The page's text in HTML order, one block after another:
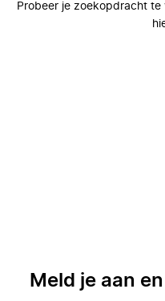
Probeer je zoekopdracht
Meld je aan